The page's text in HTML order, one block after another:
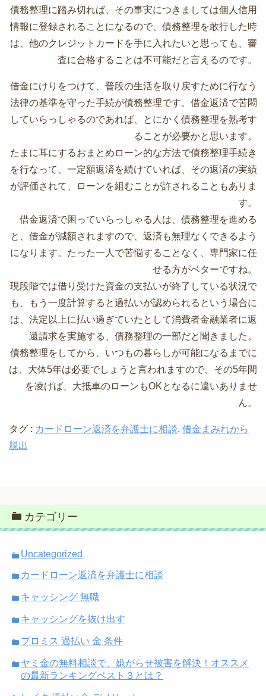
債務整理に踏み切れば、その事実につきましては個人信用
情報に登録されることになるので、債務整理を敢行した時
は、他のクレジットカードを手に入れたいと思っても、審
査に合格することは不可能だと言えるのです。
借金にけりをつけて、普段の生活を取り戻すために行なう
法律の基準を守った手続が債務整理です。借金返済で苦悶
していらっしゃるのであれば、とにかく債務整理を熟考す
ることが必要かと思います。
たまに耳にするおまとめローン的な方法で債務整理手続き
を行なって、一定額返済を続けていれば、その返済の実績
が評価されて、ローンを組むことが許されることもありま
す。
借金返済で困っていらっしゃる人は、債務整理を進める
と、借金が減額されますので、返済も無理なくできるよう
になります。たった一人で苦悩することなく、専門家に任
せる方がベターですね。
現段階では借り受けた資金の支払いが終了している状況で
も、もう一度計算すると過払いが認められるという場合に
は、法定以上に払い過ぎていたとして消費者金融業者に返
還請求を実施する、債務整理の一部だと聞きました。
債務整理をしてから、いつもの暮らしが可能になるまでに
は、大体5年は必要でしょうと言われますので、その5年間
を凌げば、大抵車のローンもOKとなるに違いありませ
ん。
タグ : カードローン返済を弁護士に相談, 借金まみれから
脱出
カテゴリー
Uncategorized
カードローン返済を弁護士に相談
キャッシング 無職
キャッシングを抜け出す
プロミス 過払い 金 条件
ヤミ金の無料相談で、嫌がらせ被害を解決！オススメ
の最新ランキングベスト３とは？